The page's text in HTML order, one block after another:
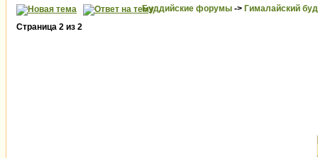
Буддийские форумы -> Гималайский
Страница 2 из 2